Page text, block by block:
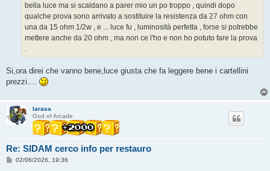
bella luce ma si scaldano a parer mio un po troppo , quindi dopo
qualche prova sono arrivato a sostituire la resistenza da 27 ohm con
una da 15 ohm 1/2w , e ... luce fu , luminosità perfetta , forse si potrebbe
mettere anche da 20 ohm , ma non ce l'ho e non ho potuto fare la prova
.
Si,ora direi che vanno bene,luce giusta che fa leggere bene i cartellini
prezzi....
larasa
God of Arcade
Re: SIDAM cerco info per restauro
M02/06/2026, 19:36